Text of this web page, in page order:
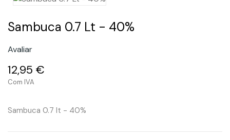
Sambuca 0.7 Lt - 40%
Avaliar
12,95 €
Com IVA
Sambuca 0.7 lt - 40%